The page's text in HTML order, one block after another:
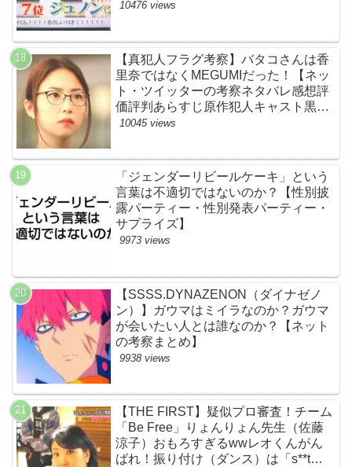
レ感想考察まとめ・スッキリ・
10476 views
【真犯人フラグ考察】バタコさんは香
里奈ではなくMEGUMIだった！【ネッ
ト・ツイッターの考察ネタバレ感想評
価評判あらすじ原作犯人キャスト黒幕
伏線まとめ】
10045 views
「ジェンダーリビールケーキ」という
言葉は不適切ではないのか？【性別披
露パーティー・性別発表パーティー・
サプライズ】
9973 views
【SSSS.DYNAZENON（ダイナゼノ
ン）】ガウマはミイラなのか？ガウマ
が会いたい人とは誰なのか？【ネット
の考察まとめ】
9938 views
【THE FIRST】疑似プロ審査！チーム
「Be Free」りょんりょん先生（佐藤
涼子）おもろすぎるwwレオくんがん
ばれ！振り付け（ダンス）は「s**t